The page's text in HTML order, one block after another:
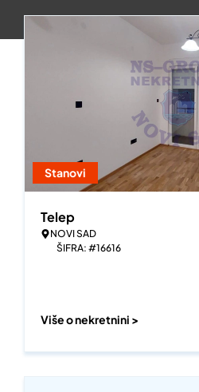
Stanovi
Telep
NOVI SAD
ŠIFRA: #16616
Više o nekretnini >